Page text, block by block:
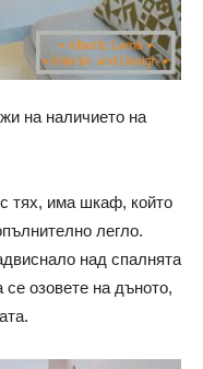
на наличието на
тях, има шкаф, който
легло.
над спалнята
озовете на дъното,